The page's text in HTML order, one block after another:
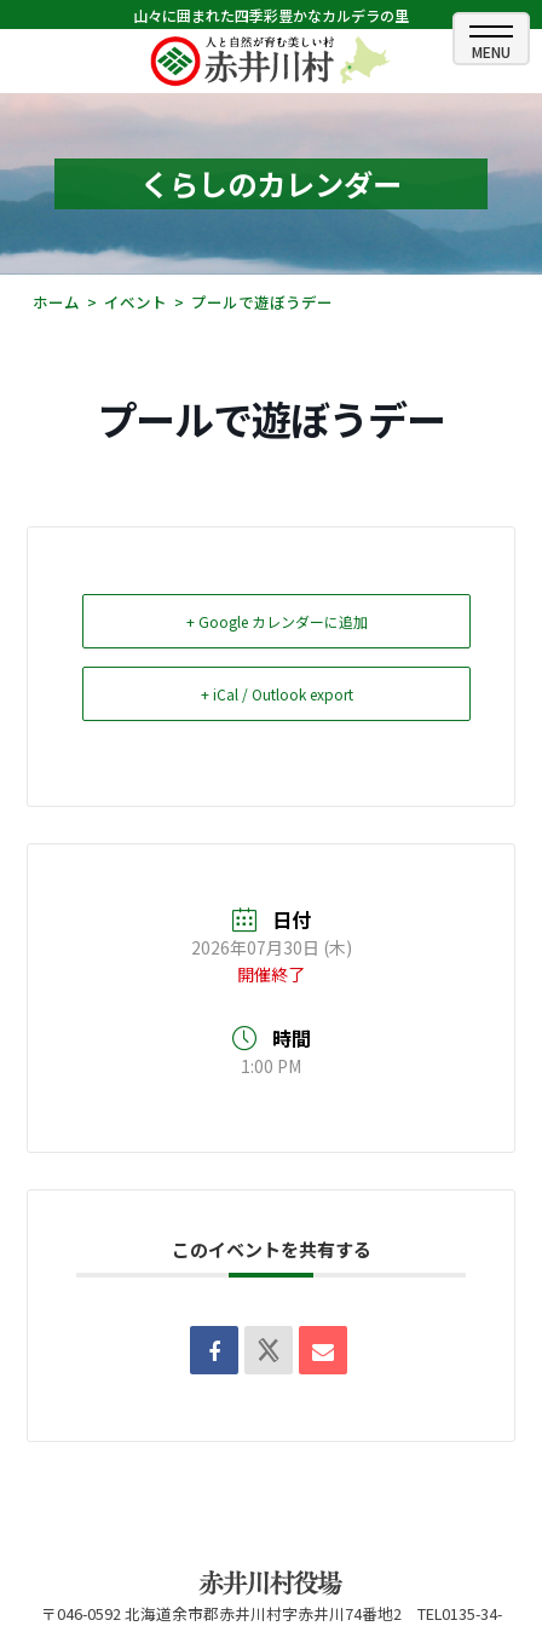
山々に囲まれた四季彩豊かなカルデラの里
ホーム
むらのできごと
むらのプロフィール
くらしの情報
Select Language▼
くらしのカレンダー
ホーム イベント プールで遊ぼうデー
プールで遊ぼうデー
+ Google カレンダーに追加
+ iCal / Outlook export
日付
2026年07月30日 (木)
開催終了
時間
1:00 PM
このイベントを共有する
〒046-0592 北海道余市郡赤井川村字赤井川74番地2 TEL0135-34-